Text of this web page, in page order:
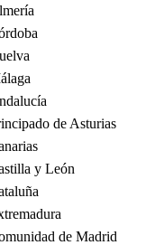
de Asturias
y León
de Madrid